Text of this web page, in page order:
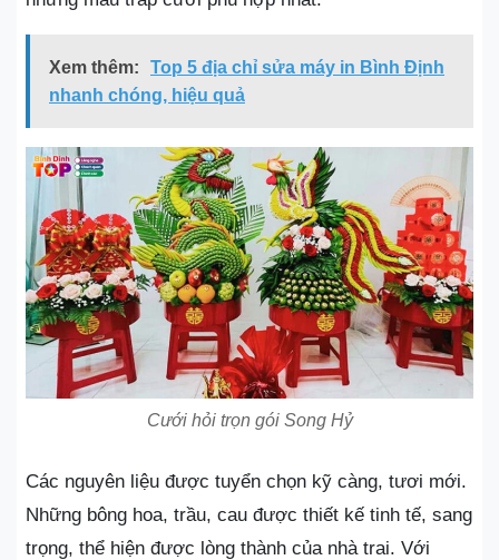
Xem thêm:
Top 5 địa chỉ sửa máy in Bình Định
nhanh chóng, hiệu quả
Cưới hỏi trọn gói Song Hỷ
Các nguyên liệu được tuyển chọn kỹ càng, tươi mới.
Những bông hoa, trầu, cau được thiết kế tinh tế, sang
trọng, thể hiện được lòng thành của nhà trai. Với